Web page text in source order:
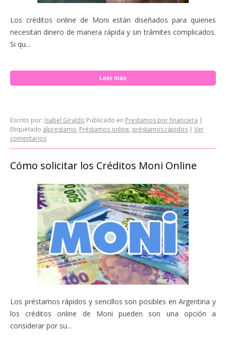
Los créditos online de Moni están diseñados para quienes
necesitan dinero de manera rápida y sin trámites complicados.
Si qu...
Leer mas
Escrito por: Isabel Giraldo Publicado en Prestamos por financiera |
Etiquetado alprestamo, Préstamos online, préstamos rápidos | Ver
comentarios
Cómo solicitar los Créditos Moni Online
Los préstamos rápidos y sencillos son posibles en Argentina y
los créditos online de Moni pueden son una opción a
considerar por su...